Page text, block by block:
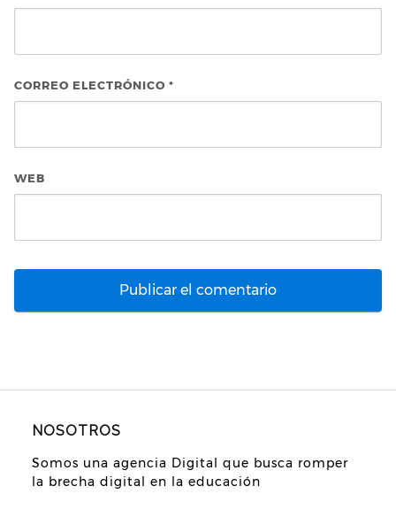
CORREO ELECTRÓNICO *
WEB
NOSOTROS
Somos una agencia Digital que busca romper
la brecha digital en la educación